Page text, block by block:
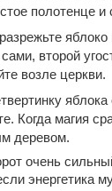
полотенце и
второй
возле церкви.
яблока
Когда магия
деревом.
очень
энергетика